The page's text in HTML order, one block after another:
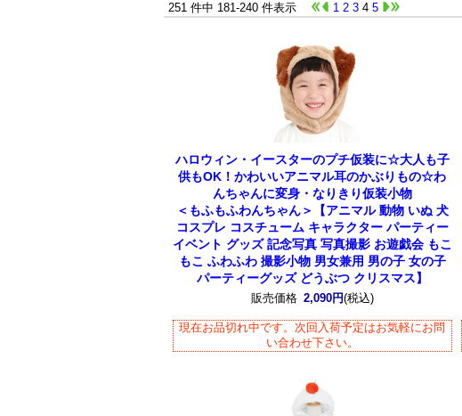
251 件中 181-240 件表示 1 2 3 4 5
ハロウィン・イースターのプチ仮装に☆大人も子
供もOK！かわいいアニマル耳のかぶりもの☆わ
んちゃんに変身・なりきり仮装小物
＜もふもふわんちゃん＞【アニマル 動物 いぬ 犬
コスプレ コスチューム キャラクター パーティー
イベント グッズ 記念写真 写真撮影 お遊戯会 もこ
もこ ふわふわ 撮影小物 男女兼用 男の子 女の子
パーティーグッズ どうぶつ クリスマス】
販売価格 2,090円(税込)
現在お品切れ中です。次回入荷予定はお気軽にお問
い合わせ下さい。